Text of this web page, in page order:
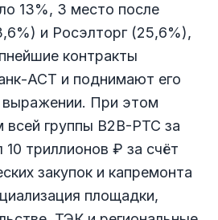
13%, 3 место после
и Росэлторг (25,6%),
контракты
АСТ и поднимают его
При этом
всей группы B2B-РТС за
10 триллионов ₽ за счёт
закупок и капремонта
площадки,